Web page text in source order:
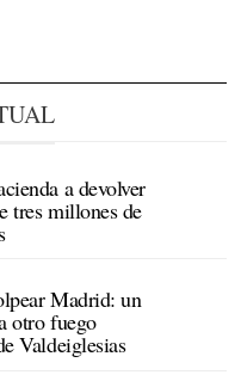
a devolver
tres millones de
Madrid: un
otro fuego
Valdeiglesias